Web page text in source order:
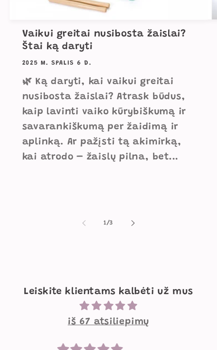
Vaikui greitai nusibosta žaislai?
Štai ką daryti
2025 M. SPALIS 6 D.
🌿 Ką daryti, kai vaikui greitai
nusibosta žaislai? Atrask būdus,
kaip lavinti vaiko kūrybiškumą ir
savarankiškumą per žaidimą ir
aplinką. Ar pažįsti tą akimirką,
kai atrodo – žaislų pilna, bet...
1/iš
3
Leiskite klientams kalbėti už mus
iš 67 atsiliepimų